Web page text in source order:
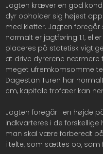
Jagten kræver en god
dyr opholder sig højest
med kløfter. Jagten
normalt er jagtføring 1:1,
placeres på statetisk
at drive dyrerene nærmere
meget ufremkomsomme
Dagestan Turen har
cm, kapitale trofæer kan
Jagten foregår i en højde
indkvarteres i de
man skal være forberedt
i telte, som sættes op,